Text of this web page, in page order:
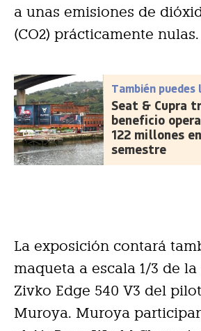
a unas emisiones de
(CO2) prácticamente nulas.
También puedes
Seat & Cupra
beneficio
122 millones
semestre
La exposición contará
maqueta a escala 1/3 de
Zivko Edge 540 V3 del
Muroya. Muroya